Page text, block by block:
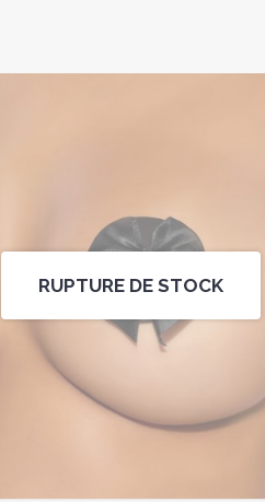
RUPTURE DE STOCK